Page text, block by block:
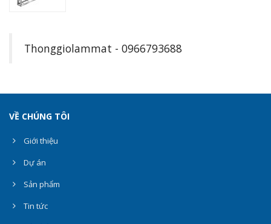
Thonggiolammat - 0966793688
VỀ CHÚNG TÔI
Giới thiệu
Dự án
Sản phẩm
Tin tức